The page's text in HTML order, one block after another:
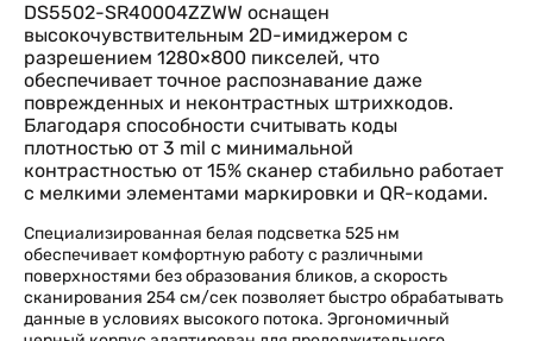
DS5502-SR40004ZZWW оснащен
высокочувствительным 2D-имиджером с
разрешением 1280×800 пикселей, что
обеспечивает точное распознавание даже
поврежденных и неконтрастных штрихкодов.
Благодаря способности считывать коды
плотностью от 3 mil с минимальной
контрастностью от 15% сканер стабильно работает
с мелкими элементами маркировки и QR-кодами.
Специализированная белая подсветка 525 нм
обеспечивает комфортную работу с различными
поверхностями без образования бликов, а скорость
сканирования 254 см/сек позволяет быстро обрабатывать
данные в условиях высокого потока. Эргономичный